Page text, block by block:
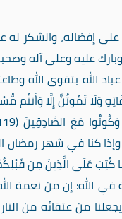
على إفضاله، والشكر له
عليه وعلى آله
الله بتقوى الله
إِلَّا وَأَنتُم مُّسْلِمُونَ (102)} [آل عمران]، وهي علامة الصدق
(119)} [التوبة]، وهي شرط القبول: قال عز وجل: {
وإذا كنا في شهر رمضان
عَلَى الَّذِينَ مِن قَبْلِكُمْ لَعَلَّكُمْ
في الله: إن من نعمة
من عتقائه من